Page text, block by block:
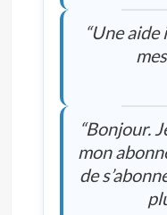
“Une
“Bonjour.
mon
de